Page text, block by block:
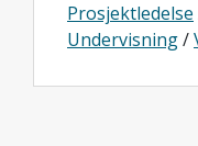
Prosjektledelse
Undervisning/